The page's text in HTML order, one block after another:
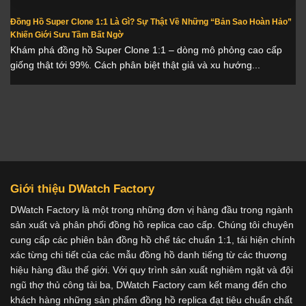
Đồng Hồ Super Clone 1:1 Là Gì? Sự Thật Về Những “Bản Sao Hoàn Hảo”
Khiến Giới Sưu Tầm Bất Ngờ
Khám phá đồng hồ Super Clone 1:1 – dòng mô phỏng cao cấp
giống thật tới 99%. Cách phân biệt thật giả và xu hướng...
Giới thiệu DWatch Factory
DWatch Factory là một trong những đơn vị hàng đầu trong ngành
sản xuất và phân phối đồng hồ replica cao cấp. Chúng tôi chuyên
cung cấp các phiên bản đồng hồ chế tác chuẩn 1:1, tái hiện chính
xác từng chi tiết của các mẫu đồng hồ danh tiếng từ các thương
hiệu hàng đầu thế giới. Với quy trình sản xuất nghiêm ngặt và đội
ngũ thợ thủ công tài ba, DWatch Factory cam kết mang đến cho
khách hàng những sản phẩm đồng hồ replica đạt tiêu chuẩn chất